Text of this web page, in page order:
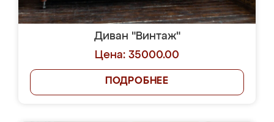
Диван "Винтаж"
Цена: 35000.00
ПОДРОБНЕЕ